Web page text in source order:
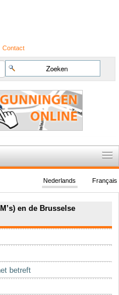
Contact
Français
Nederlands
en de Brusselse
betreft